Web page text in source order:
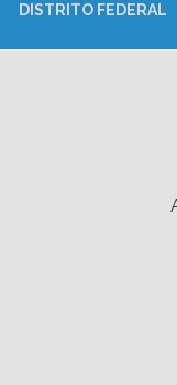
DISTRITO FEDERAL